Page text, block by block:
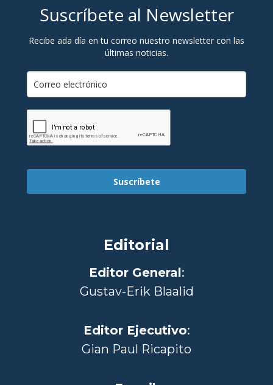
Suscríbete al Newsletter
Recibe ada día en tu correo nuestro newsletter con las
últimas noticias.
Suscríbete
Editorial
Editor General:
Gustav-Erik Blaalid
Editor Ejecutivo:
Gian Paul Ricapito